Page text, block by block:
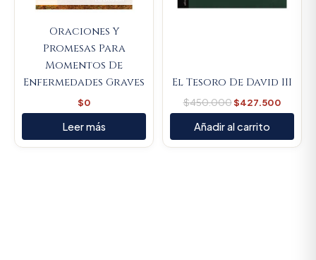
Oraciones Y
Promesas Para
Momentos De
Enfermedades Graves
$0
Leer más
El Tesoro De David III
$450.000$427.500
Añadir al carrito